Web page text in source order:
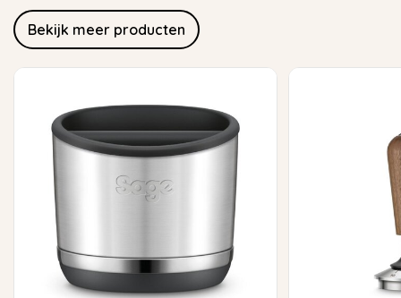
Bekijk meer producten